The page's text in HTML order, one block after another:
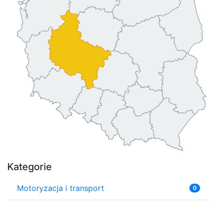
Kategorie
Motoryzacja i transport 0